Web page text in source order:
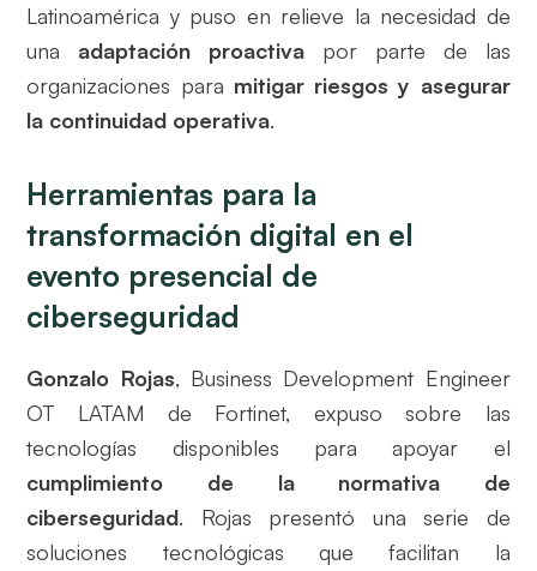
Latinoamérica y puso en relieve la necesidad de
una adaptación proactiva por parte de las
organizaciones para mitigar riesgos y asegurar
la continuidad operativa.
Herramientas para la
transformación digital en el
evento presencial de
ciberseguridad
Gonzalo Rojas, Business Development Engineer
OT LATAM de Fortinet, expuso sobre las
tecnologías disponibles para apoyar el
cumplimiento de la normativa de
ciberseguridad. Rojas presentó una serie de
soluciones tecnológicas que facilitan la